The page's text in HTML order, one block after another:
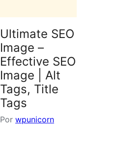
Ultimate SEO
Image –
Effective SEO
Image | Alt
Tags, Title
Tags
Por wpunicorn